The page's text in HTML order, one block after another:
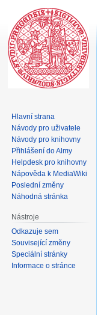
Hlavní strana
Návody pro uživatele
Návody pro knihovny
Přihlášení do Almy
Helpdesk pro knihovny
Nápověda k MediaWiki
Poslední změny
Náhodná stránka
Nástroje
Odkazuje sem
Související změny
Speciální stránky
Informace o stránce